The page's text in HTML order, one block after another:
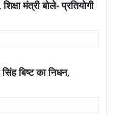
मंत्री बोले- प्रतियोगी
बिष्ट का निधन,